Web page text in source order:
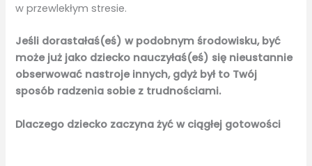
w przewlekłym stresie.
Jeśli dorastałaś(eś) w podobnym środowisku, być
może już jako dziecko nauczyłaś(eś) się nieustannie
obserwować nastroje innych, gdyż był to Twój
sposób radzenia sobie z trudnościami.
Dlaczego dziecko zaczyna żyć w ciągłej gotowości